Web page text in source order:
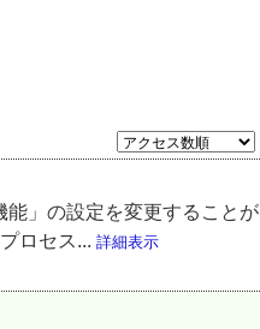
」の設定を変更することが
ロセス... 詳細表示